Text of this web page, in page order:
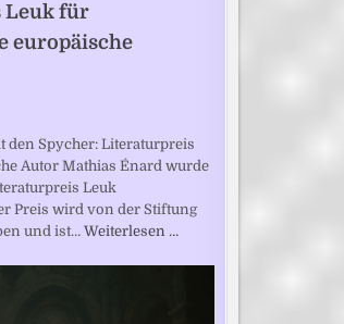
für
europäische
den Spycher: Literaturpreis
Autor Mathias Énard wurde
Leuk
Preis wird von der Stiftung
und ist… Weiterlesen …